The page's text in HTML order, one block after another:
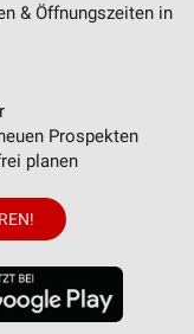
& Öffnungszeiten in
Prospekten
planen